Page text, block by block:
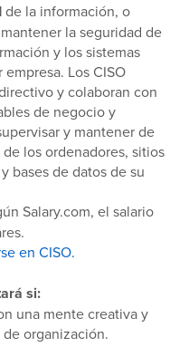
de la información, o
la seguridad de
y los sistemas
Los CISO
y colaboran con
de negocio y
y mantener de
los ordenadores, sitios
bases de datos de su
Salary.com, el salario
en CISO.
si:
una mente creativa y
organización.